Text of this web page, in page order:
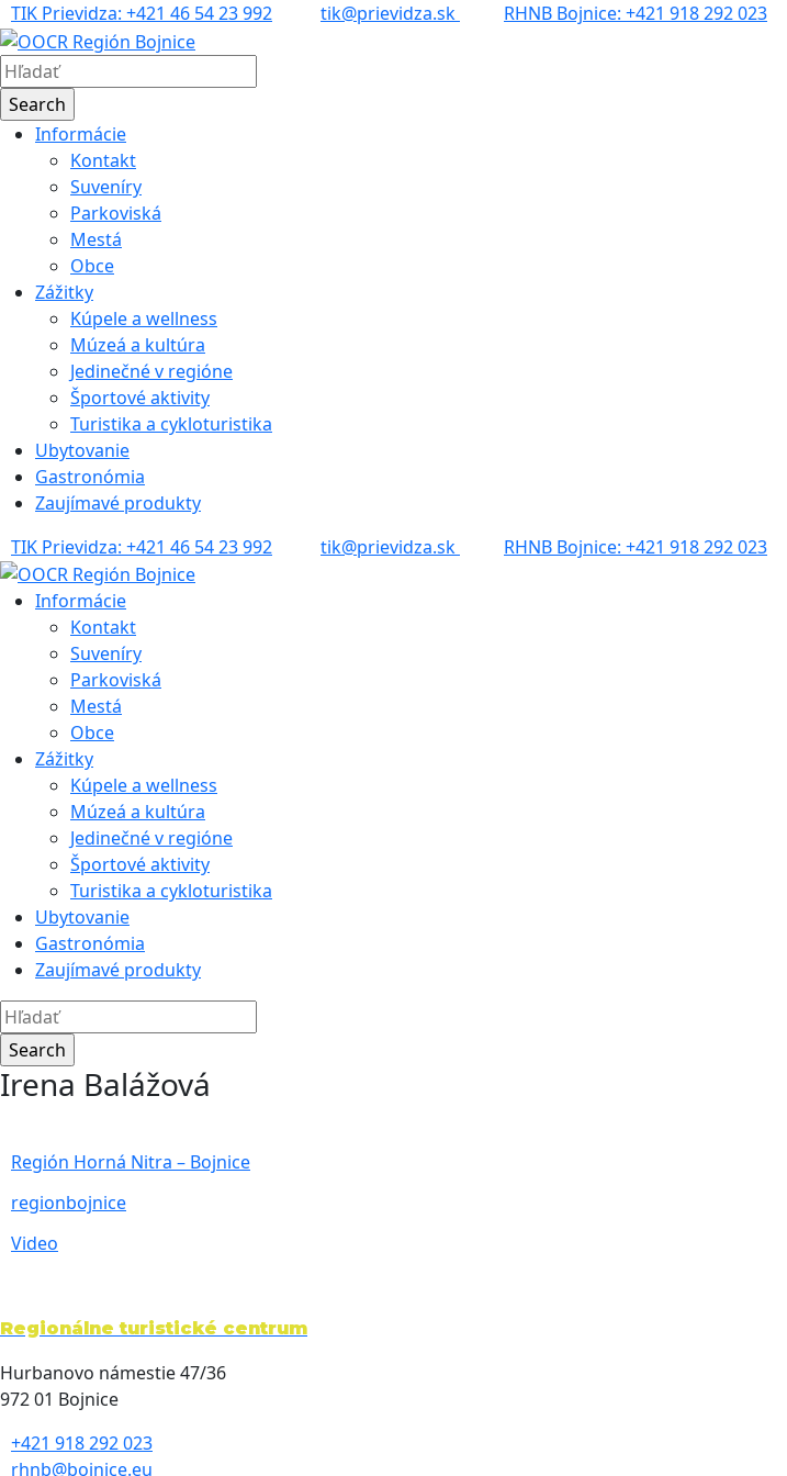
TIK Prievidza: +421 46 54 23 992 tik@prievidza.sk RHNB Bojnice: +421 918 292 023
Informácie
Kontakt
Suveníry
Parkoviská
Mestá
Obce
Zážitky
Kúpele a wellness
Múzeá a kultúra
Jedinečné v regióne
Športové aktivity
Turistika a cykloturistika
Ubytovanie
Gastronómia
Zaujímavé produkty
TIK Prievidza: +421 46 54 23 992
tik@prievidza.sk RHNB Bojnice: +421 918 292 023
Informácie
Kontakt
Suveníry
Parkoviská
Mestá
Obce
Zážitky
Kúpele a wellness
Múzeá a kultúra
Jedinečné v regióne
Športové aktivity
Turistika a cykloturistika
Ubytovanie
Gastronómia
Zaujímavé produkty
Irena Balážová
Región Horná Nitra – Bojnice
regionbojnice
Video
Regionálne turistické centrum
Hurbanovo námestie 47/36
972 01 Bojnice
+421 918 292 023
rhnb@bojnice.eu